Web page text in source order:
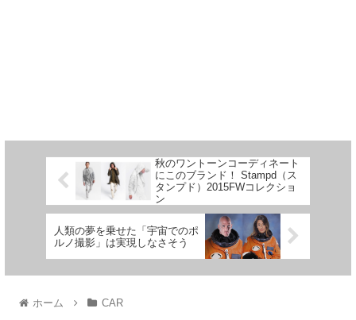
秋のワントーンコーディネート
にこのブランド！ Stampd（ス
タンプド）2015FWコレクショ
ン
人類の夢を乗せた「宇宙でのポ
ルノ撮影」は実現しなさそう
ホーム CAR